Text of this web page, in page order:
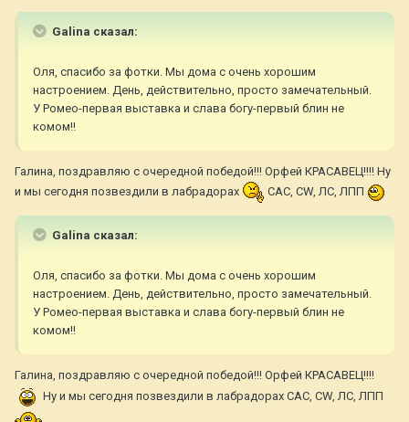
Galina сказал:
Оля, спасибо за фотки. Мы дома с очень хорошим
настроением. День, действительно, просто замечательный.
У Ромео-первая выставка и слава богу-первый блин не
комом!!
Галина, поздравляю с очередной победой!!! Орфей КРАСАВЕЦ!!!! Ну
и мы сегодня позвездили в лабрадорах
САС, CW, ЛС, ЛПП
Galina сказал:
Оля, спасибо за фотки. Мы дома с очень хорошим
настроением. День, действительно, просто замечательный.
У Ромео-первая выставка и слава богу-первый блин не
комом!!
Галина, поздравляю с очередной победой!!! Орфей КРАСАВЕЦ!!!!
Ну и мы сегодня позвездили в лабрадорах САС, CW, ЛС, ЛПП